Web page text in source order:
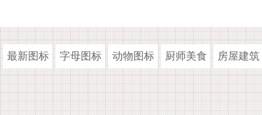
最新图标 字母图标 动物图标 厨师美食 房屋建筑